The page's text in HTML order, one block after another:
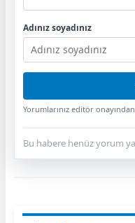
Adınız soyadınız
Yorumlarınız editör onayından
Bu habere henüz yorum